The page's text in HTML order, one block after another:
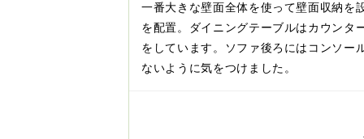
一番大きな壁面全体を使って壁面収納を
を配置。ダイニングテーブルはカウンタ
をしています。ソファ後ろにはコンソー
ないように気をつけました。